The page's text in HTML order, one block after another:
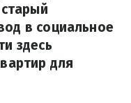
в социальное
здесь
для